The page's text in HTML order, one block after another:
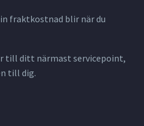
fraktkostnad blir när du
till ditt närmast servicepoint,
till dig.